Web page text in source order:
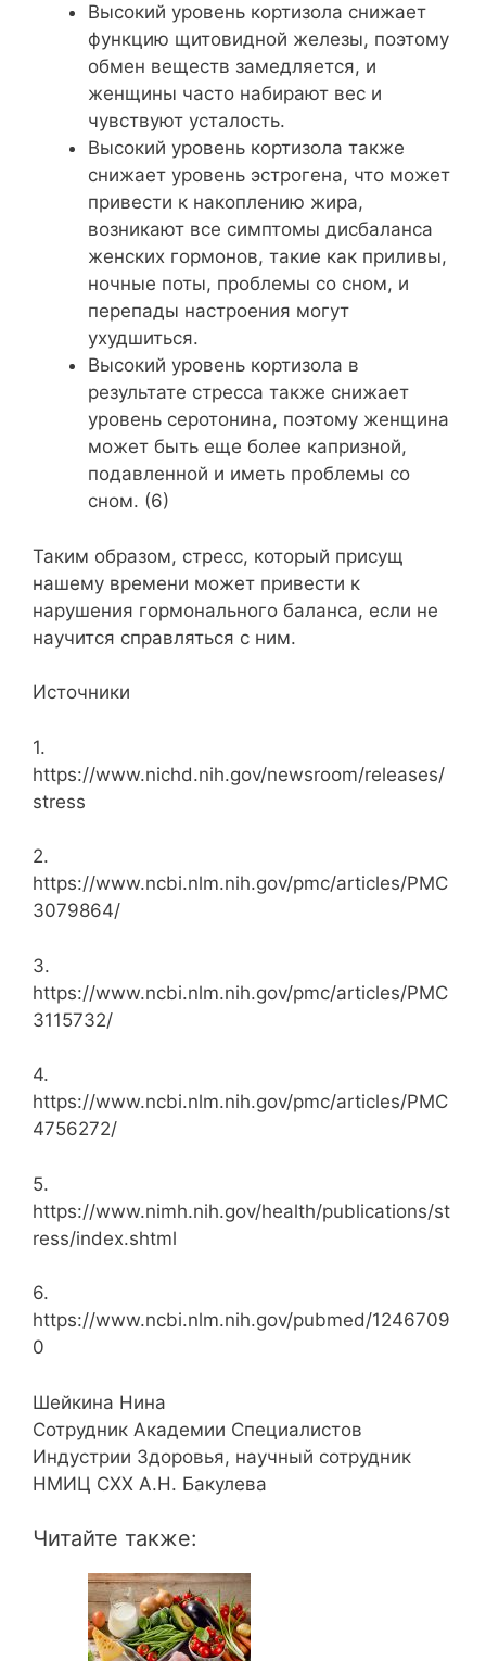
Высокий уровень кортизола снижает
функцию щитовидной железы, поэтому
обмен веществ замедляется, и
женщины часто набирают вес и
чувствуют усталость.
Высокий уровень кортизола также
снижает уровень эстрогена, что может
привести к накоплению жира,
возникают все симптомы дисбаланса
женских гормонов, такие как приливы,
ночные поты, проблемы со сном, и
перепады настроения могут
ухудшиться.
Высокий уровень кортизола в
результате стресса также снижает
уровень серотонина, поэтому женщина
может быть еще более капризной,
подавленной и иметь проблемы со
сном. (6)
Таким образом, стресс, который присущ
нашему времени может привести к
нарушения гормонального баланса, если не
научится справляться с ним.
Источники
1.
https://www.nichd.nih.gov/newsroom/releases/
stress
2.
https://www.ncbi.nlm.nih.gov/pmc/articles/PMC
3079864/
3.
https://www.ncbi.nlm.nih.gov/pmc/articles/PMC
3115732/
4.
https://www.ncbi.nlm.nih.gov/pmc/articles/PMC
4756272/
5.
https://www.nimh.nih.gov/health/publications/st
ress/index.shtml
6.
https://www.ncbi.nlm.nih.gov/pubmed/1246709
0
Шейкина Нина
Сотрудник Академии Специалистов
Индустрии Здоровья, научный сотрудник
НМИЦ СХХ А.Н. Бакулева
Читайте также: